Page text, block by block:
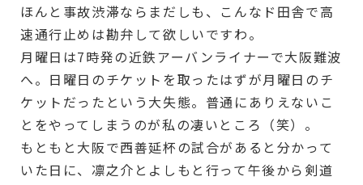
ほんと事故渋滞ならまだしも、こんなド田舎で高
速通行止めは勘弁して欲しいですわ。
月曜日は7時発の近鉄アーバンライナーで大阪難波
へ。日曜日のチケットを取ったはずが月曜日のチ
ケットだったという大失態。普通にありえないこ
とをやってしまうのが私の凄いところ（笑）。
もともと大阪で西善延杯の試合があると分かって
いた日に、凛之介とよしもと行って午後から剣道